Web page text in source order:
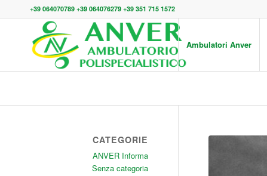
+39 064070789 +39 064076279 +39 351 715 1572
Ambulatori Anver
CATEGORIE
ANVER Informa
Senza categoria